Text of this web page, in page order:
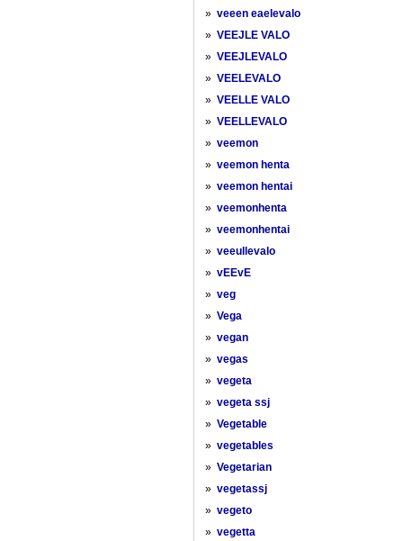
» veeen eaelevalo
» VEEJLE VALO
» VEEJLEVALO
» VEELEVALO
» VEELLE VALO
» VEELLEVALO
» veemon
» veemon henta
» veemon hentai
» veemonhenta
» veemonhentai
» veeullevalo
» vEEvE
» veg
» Vega
» vegan
» vegas
» vegeta
» vegeta ssj
» Vegetable
» vegetables
» Vegetarian
» vegetassj
» vegeto
» vegetta